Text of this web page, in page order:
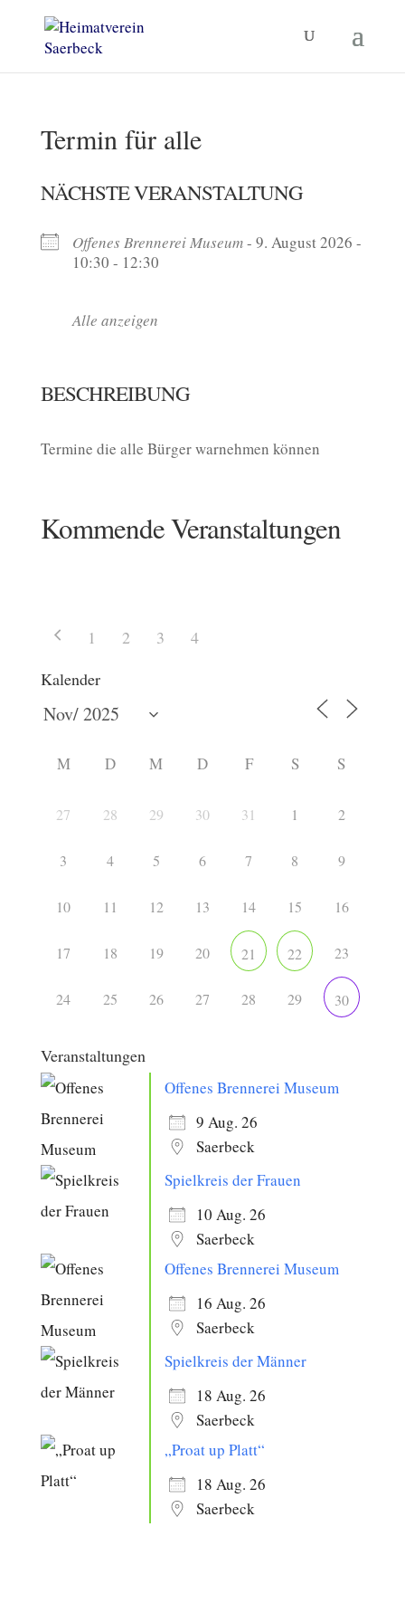
Termin für alle
NÄCHSTE VERANSTALTUNG
Offenes Brennerei Museum- 9. August 2026 -
10:30 - 12:30
Alle anzeigen
BESCHREIBUNG
Termine die alle Bürger warnehmen können
Kommende Veranstaltungen
1 2 3
4
Kalender
M D M D F S S
27 28 29 30 31 1 2
3 4 5 6 7 8 9
10 11 12 13 14 15 16
17 18 19 20 21 22 23
24 25 26 27 28 29 30
Veranstaltungen
Offenes Brennerei Museum
9 Aug. 26
Saerbeck
Spielkreis der Frauen
10 Aug. 26
Saerbeck
Offenes Brennerei Museum
16 Aug. 26
Saerbeck
Spielkreis der Männer
18 Aug. 26
Saerbeck
„Proat up Platt“
18 Aug. 26
Saerbeck